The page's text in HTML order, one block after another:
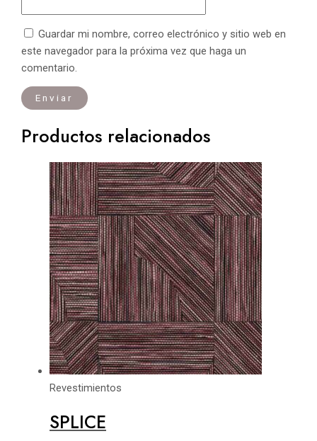
Guardar mi nombre, correo electrónico y sitio web en
este navegador para la próxima vez que haga un
comentario.
Productos relacionados
Revestimientos
SPLICE